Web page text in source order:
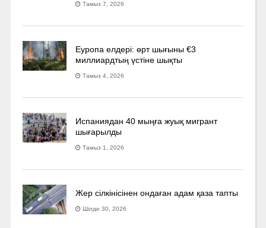
Тамыз 7, 2026
Еуропа елдері: өрт шығыны €3
миллиардтың үстіне шықты
Тамыз 4, 2026
Испаниядан 40 мыңға жуық мигрант
шығарылды
Тамыз 1, 2026
Жер сілкінісінен ондаған адам қаза тапты
Шілде 30, 2026